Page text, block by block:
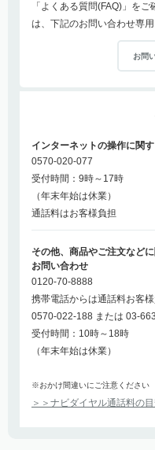
「よくある質問(FAQ)」を
は、下記のお問い合わせ専
お問
インターネットの操作に関
0570-020-077
受付時間：9時～17時
（年末年始は休業）
通話料はお客様負担
その他、商品やご注文など
お問い合わせ
0120-70-8888
携帯電話からは通話料お客
0570-022-188 または 03-
受付時間：10時～18時
（年末年始は休業）
※おかけ間違いにご注意ください
＞＞ナビダイヤル通話料の